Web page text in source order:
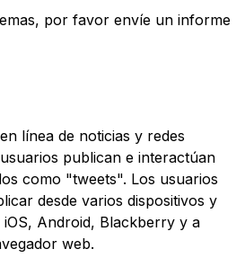
por favor envíe un informe
línea de noticias y redes
publican e interactúan
como "tweets". Los usuarios
desde varios dispositivos y
Android, Blackberry y a
web.